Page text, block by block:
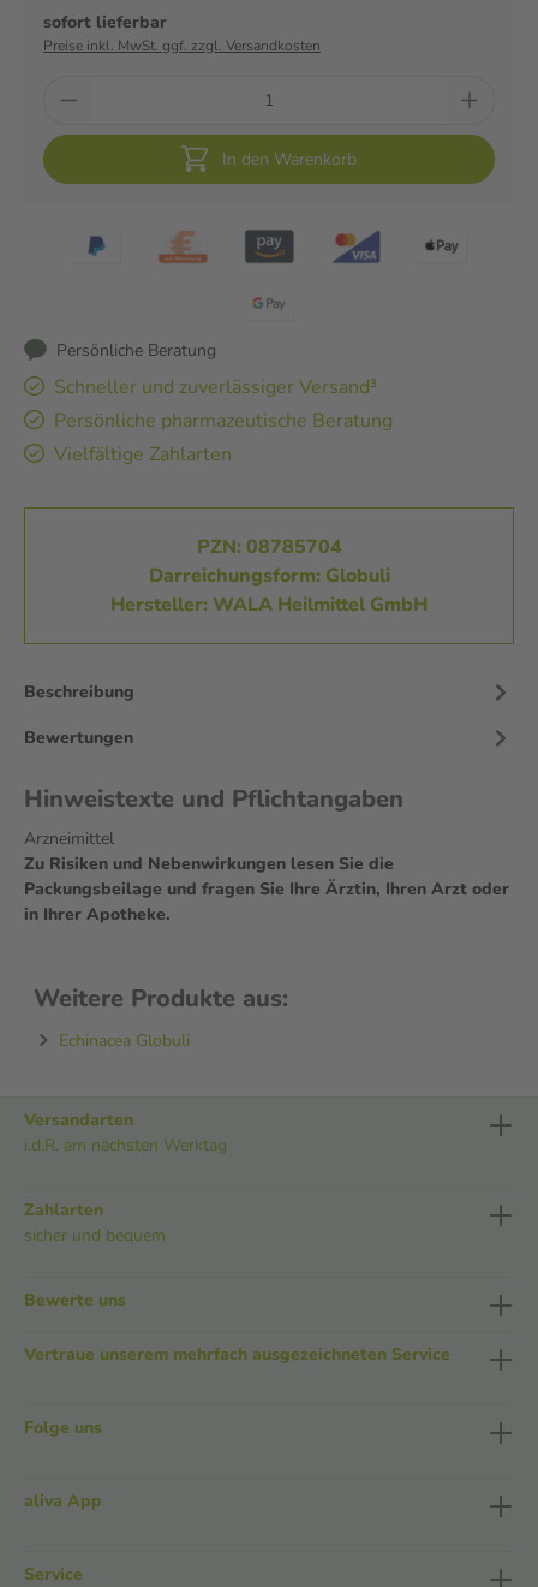
sofort lieferbar
Preise inkl. MwSt. ggf. zzgl. Versandkosten
In den Warenkorb
Persönliche Beratung
Schneller und zuverlässiger Versand³
Persönliche pharmazeutische Beratung
Vielfältige Zahlarten
PZN: 08785704
Darreichungsform: Globuli
Hersteller: WALA Heilmittel GmbH
Beschreibung
Bewertungen
Hinweistexte und Pflichtangaben
Arzneimittel
Zu Risiken und Nebenwirkungen lesen Sie die
Packungsbeilage und fragen Sie Ihre Ärztin, Ihren Arzt oder
in Ihrer Apotheke.
Weitere Produkte aus:
Echinacea Globuli
Versandarten
i.d.R. am nächsten Werktag
Zahlarten
sicher und bequem
Bewerte uns
Vertraue unserem mehrfach ausgezeichneten Service
Folge uns
aliva App
Service